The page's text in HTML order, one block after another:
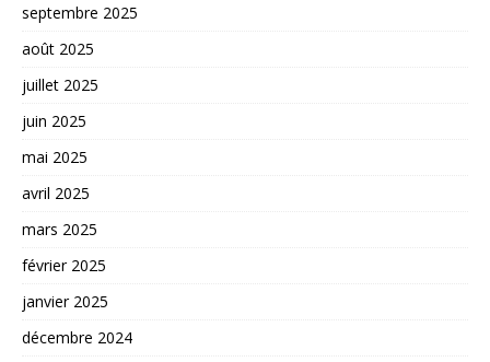
septembre 2025
août 2025
juillet 2025
juin 2025
mai 2025
avril 2025
mars 2025
février 2025
janvier 2025
décembre 2024